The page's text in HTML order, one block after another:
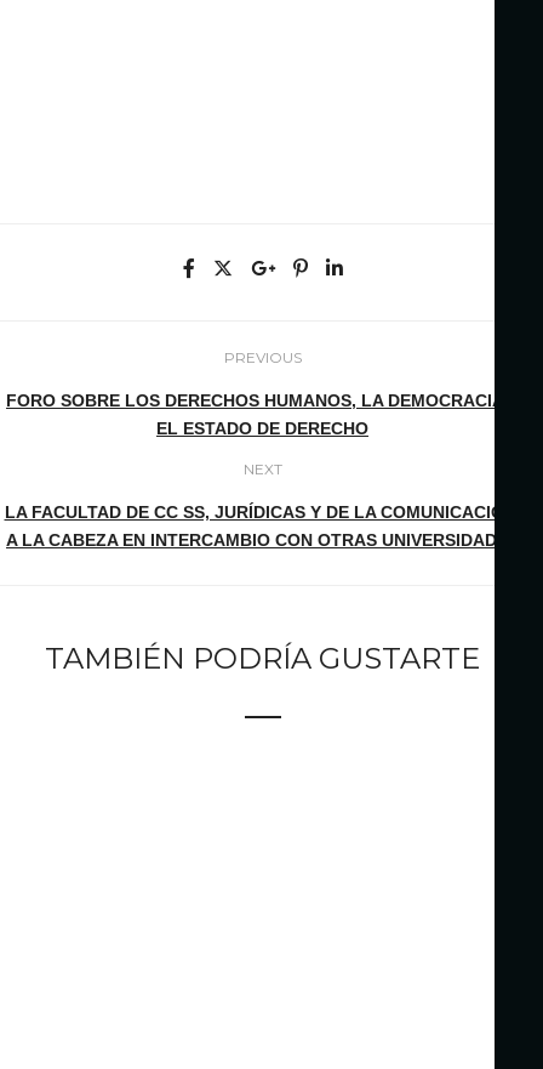
PREVIOUS
FORO SOBRE LOS DERECHOS HUMANOS, LA DEMOCRACIA Y
EL ESTADO DE DERECHO
NEXT
LA FACULTAD DE CC SS, JURÍDICAS Y DE LA COMUNICACIÓN,
A LA CABEZA EN INTERCAMBIO CON OTRAS UNIVERSIDADES
TAMBIÉN PODRÍA GUSTARTE